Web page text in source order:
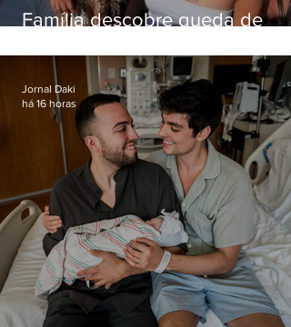
Família descobre queda de
enquanto aguardava segundo
voo
Jornal Daki
há 16 horas